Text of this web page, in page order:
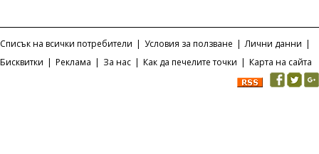
Списък на всички потребители | Условия за ползване | Лични данни |
Бисквитки | Реклама | За нас | Как да печелите точки | Карта на сайта